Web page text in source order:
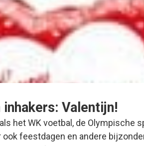
inhakers: Valentijn!
het WK voetbal, de Olympische
feestdagen en andere